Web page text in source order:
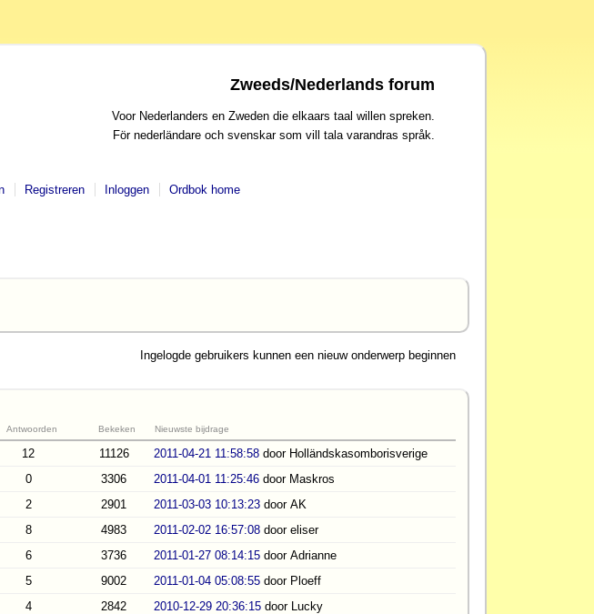
Zweeds/Nederlands forum
Voor Nederlanders en Zweden die elkaars taal willen spreken.
För nederländare och svenskar som vill tala varandras språk.
Registreren Inloggen Ordbok home
Ingelogde gebruikers kunnen een nieuw onderwerp beginnen
Antwoorden Bekeken Nieuwste bijdrage
12 11126 2011-04-21 11:58:58 door Holländskasomborisverige
0 3306 2011-04-01 11:25:46 door Maskros
2 2901 2011-03-03 10:13:23 door AK
8 4983 2011-02-02 16:57:08 door eliser
6 3736 2011-01-27 08:14:15 door Adrianne
5 9002 2011-01-04 05:08:55 door Ploeff
4 2842 2010-12-29 20:36:15 door Lucky